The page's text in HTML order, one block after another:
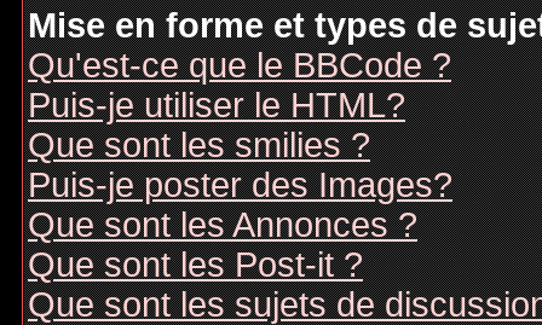
Mise en forme et types de
Qu'est-ce que le BBCode ?
Puis-je utiliser le HTML?
Que sont les smilies ?
Puis-je poster des Images?
Que sont les Annonces ?
Que sont les Post-it ?
Que sont les sujets de